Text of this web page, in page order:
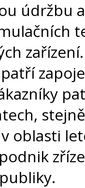
údržbu
oblasti